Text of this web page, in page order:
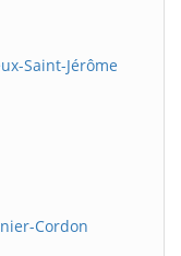
Saint-Jérôme
Cordon